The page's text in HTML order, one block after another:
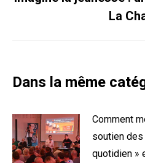
La
Dans la même
Comment
soutien
quotidien »